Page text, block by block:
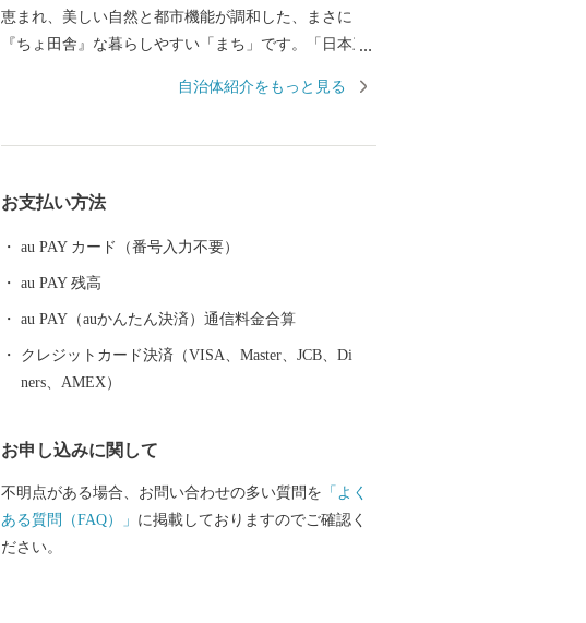
恵まれ、美しい自然と都市機能が調和した、まさに
『ちょ田舎』な暮らしやすい「まち」です。「日本三
の恵みや文化・伝統を有しています。 ＜美しい四季＞
ることができます。 ＜自然の恵み＞ 井原市では、そ
の恵まれた風土や気候から、西日本有数の産地として
の希少食材「明治ごんぼう」など、高品質で美味な農
作物が栽培されています。 ＜世界に誇る井原デニム＞
井原市は、古くから繊維産業が盛んで、その代表的
自治体紹介をもっと見る
お支払い方法
au PAY カード（番号入力不要）
au PAY 残高
au PAY（auかんたん決済）通信料金合算
クレジットカード決済（VISA、Master、JCB、Di
ners、AMEX）
お申し込みに関して
不明点がある場合、お問い合わせの多い質問を 「よく
ある質問（FAQ）」 に掲載しておりますのでご確認く
ださい。